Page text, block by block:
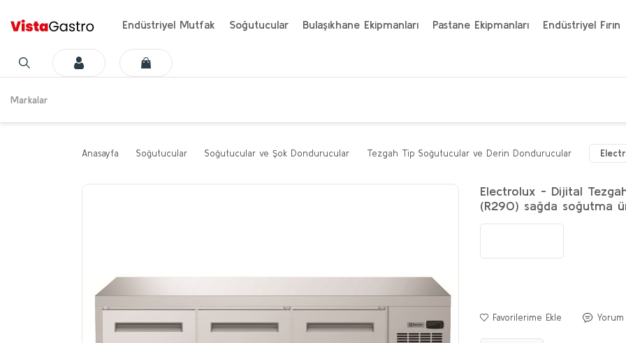
Endüstriyel Mutfak Soğutucular Bulaşıkhane Ekipmanları Pastane Ekipmanları Endüstriyel Fırın
Markalar
Anasayfa Soğutucular Soğutucular ve Şok Dondurucular Tezgah Tip Soğutucular ve Derin Dondurucular
Electrolux - Dijital
(R290) sağda soğutma
Yorum